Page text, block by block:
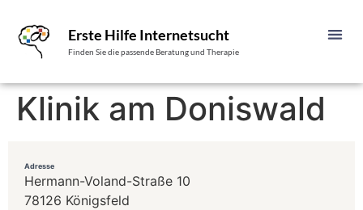
Erste Hilfe Internetsucht
Finden Sie die passende Beratung und Therapie
Klinik am Doniswald
Adresse
Hermann-Voland-Straße 10
78126 Königsfeld